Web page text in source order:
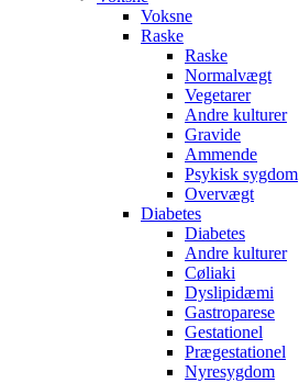
Voksne
Raske
Raske
Normalvægt
Vegetarer
Andre kulturer
Gravide
Ammende
Psykisk sygdom
Overvægt
Diabetes
Diabetes
Andre kulturer
Cøliaki
Dyslipidæmi
Gastroparese
Gestationel
Prægestationel
Nyresygdom